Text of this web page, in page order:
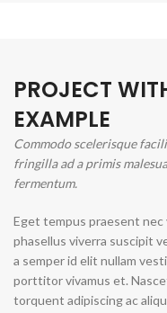
PROJECT
EXAMPLE
Commodo scelerisque
fringilla ad a primis
fermentum.
Eget tempus praesent
phasellus viverra suscipit
a semper id elit nullam
porttitor vivamus et.
torquent adipiscing ac